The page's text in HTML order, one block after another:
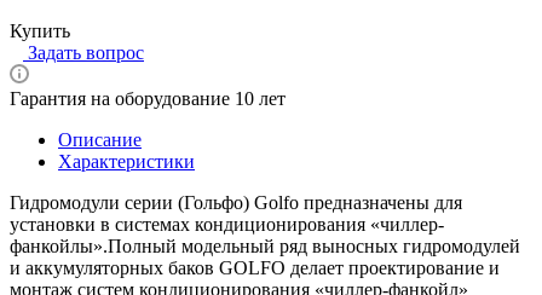
Купить
Задать вопрос
Гарантия на оборудование 10 лет
Описание
Характеристики
Гидромодули серии (Гольфо) Golfo предназначены для
установки в системах кондиционирования «чиллер-
фанкойлы».Полный модельный ряд выносных гидромодулей
и аккумуляторных баков GOLFO делает проектирование и
монтаж систем кондиционирования «чиллер-фанкойл»